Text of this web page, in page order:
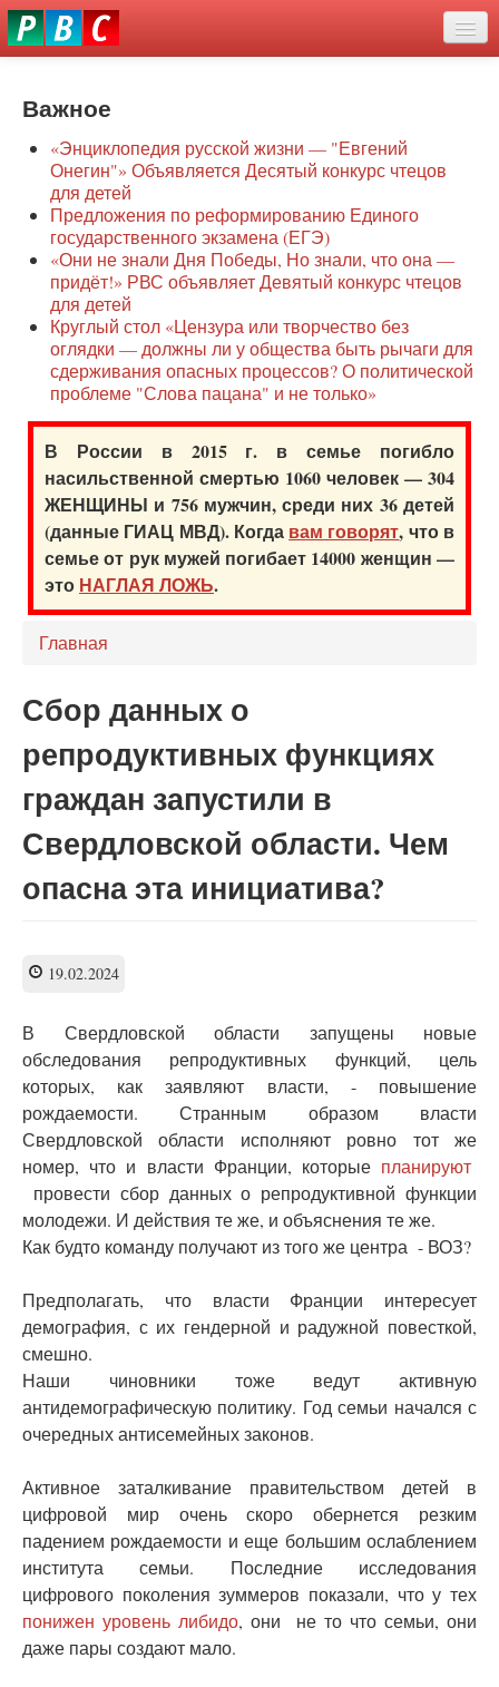
Перейти
к
О нас
Защита семей
Образование
Наше сопротивление
Регионы
Видео
Важное
«Энциклопедия русской жизни — "Евгений
Онегин"» Объявляется Десятый конкурс чтецов
для детей
Предложения по реформированию Единого
государственного экзамена (ЕГЭ)
«Они не знали Дня Победы, Но знали, что она —
придёт!» РВС объявляет Девятый конкурс чтецов
для детей
Круглый стол «Цензура или творчество без
оглядки — должны ли у общества быть рычаги для
сдерживания опасных процессов? О политической
проблеме "Слова пацана" и не только»
В России в 2015 г. в семье погибло
насильственной смертью 1060 человек — 304
ЖЕНЩИНЫ и 756 мужчин, среди них 36 детей
(данные ГИАЦ МВД). Когда вам говорят, что в
семье от рук мужей погибает 14000 женщин —
это НАГЛАЯ ЛОЖЬ.
Главная
Сбор данных о
репродуктивных функциях
граждан запустили в
Свердловской области. Чем
опасна эта инициатива?
19.02.2024
В Свердловской области запущены новые
обследования репродуктивных функций, цель
которых, как заявляют власти, - повышение
рождаемости. Странным образом власти
Свердловской области исполняют ровно тот же
номер, что и власти Франции, которые планируют
провести сбор данных о репродуктивной функции
молодежи. И действия те же, и объяснения те же.
Как будто команду получают из того же центра - ВОЗ?
Предполагать, что власти Франции интересует
демография, с их гендерной и радужной повесткой,
смешно.
Наши чиновники тоже ведут активную
антидемографическую политику. Год семьи начался с
очередных антисемейных законов.
Активное заталкивание правительством детей в
цифровой мир очень скоро обернется резким
падением рождаемости и еще большим ослаблением
института семьи. Последние исследования
цифрового поколения зуммеров показали, что у тех
понижен уровень либидо, они не то что семьи, они
даже пары создают мало.